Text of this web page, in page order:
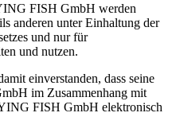
FISH GmbH werden
anderen unter Einhaltung der
und nur für
und nutzen.
einverstanden, dass seine
im Zusammenhang mit
FISH GmbH elektronisch